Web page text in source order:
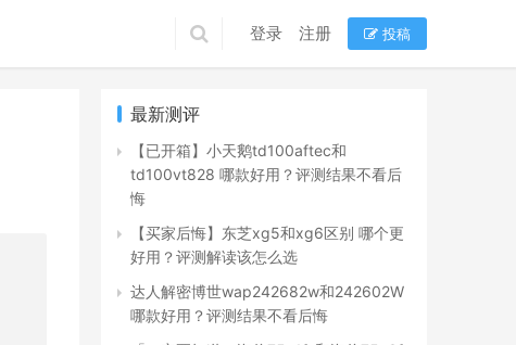
登录 注册 投稿
最新测评
【已开箱】小天鹅td100aftec和
td100vt828 哪款好用？评测结果不看后
悔
【买家后悔】东芝xg5和xg6区别 哪个更
好用？评测解读该怎么选
达人解密博世wap242682w和242602W
哪款好用？评测结果不看后悔